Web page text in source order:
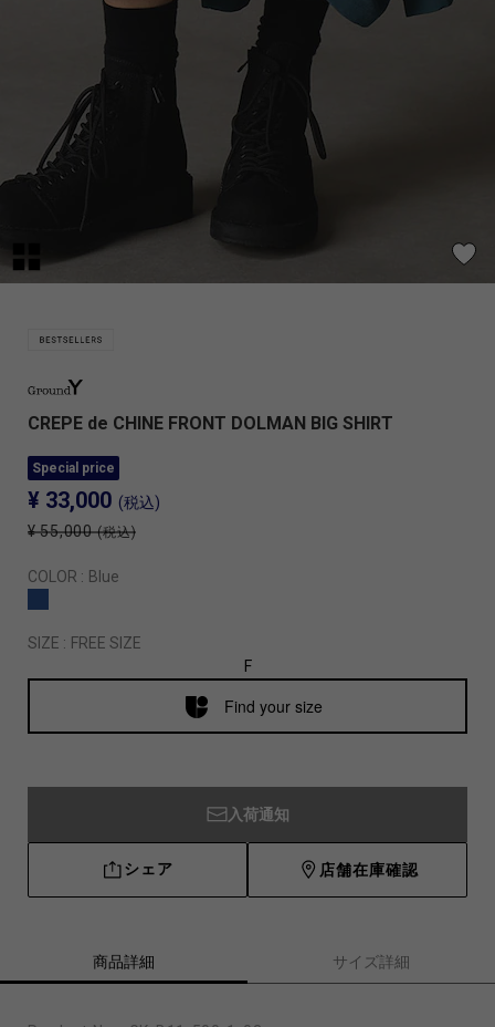
CREPE de CHINE FRONT DOLMAN BIG SHIRT
Special price
¥ 33,000 (税込)
¥ 55,000 (税込)
COLOR : Blue
SIZE : FREE SIZE
F
Find your size
入荷通知
シェア 店舗在庫確認
商品詳細 サイズ詳細